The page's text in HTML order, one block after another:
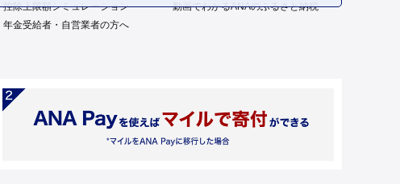
控除上限額シミュレーション
動画でわかるANAのふるさと納税
年金受給者・自営業者の方へ